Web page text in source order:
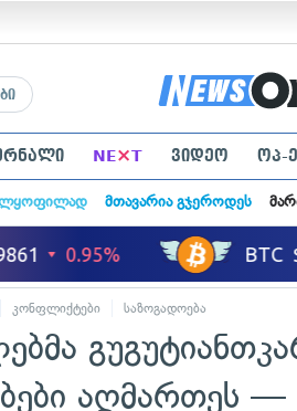
NE×T ვიდეო ოპ-
მთავარია გჯეროდეს
კონფლიქტები საზოგადოება
აღმართეს —